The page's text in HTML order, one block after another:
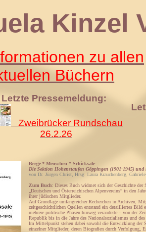
zu allen
Büchern
Letzte Pressemeldung:
Zweibrücker Rundschau
26.2.26
Berge * Menschen * Schicksale
Die Sektion Hohenstaufen Göppingen (1901-1945)
von Dr. Jürgen Christ, Hrsg: Laura Krauchenberg,
Zum Buch: Dieses Buch widmet sich der Geschichte der
„Deutschen und Österreichischen Alpenvereins“ in den
ihrer jüdischen Mitglieder.
Auf Grundlage umfangreicher Recherchen in Archiven,
zeitgeschichtlichen Quellen entstand ein detailliertes Bild
mehrere politische Phasen hinweg veränderte – von der
Republik bis in die Jahre des Nationalsozialismus und des
Im Mittelpunkt stehen dabei sowohl die Entwicklung der
einzelner Mitglieder, deren Biografien durch Verfolgung,